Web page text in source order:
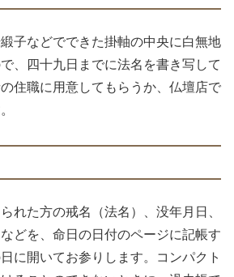
子などでできた掛軸の中央に白無地
、四十九日までに法名を書き写して
住職に用意してもらうか、仏壇店で
れた方の戒名（法名）、没年月日、
どを、命日の日付のページに記帳す
に開いてお参りします。コンパクト